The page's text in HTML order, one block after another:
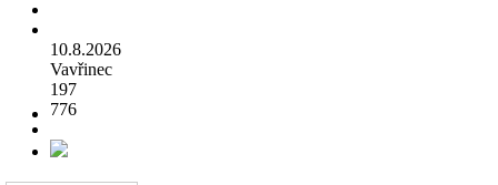
10.8.2026
Vavřinec
197
776